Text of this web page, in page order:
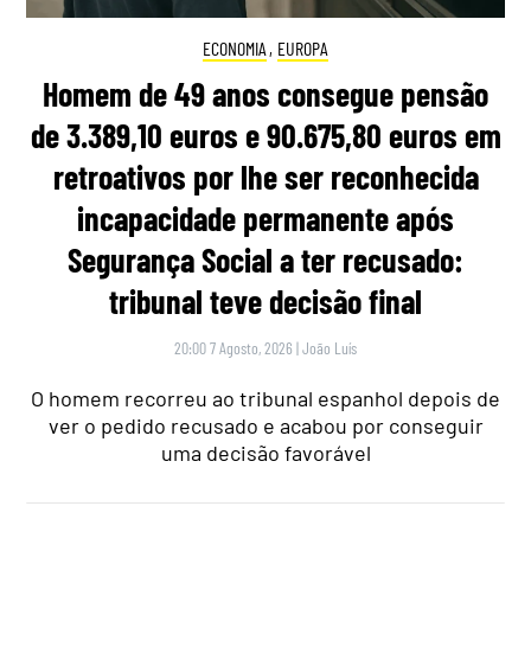
ECONOMIA , EUROPA
Homem de 49 anos consegue pensão
de 3.389,10 euros e 90.675,80 euros em
retroativos por lhe ser reconhecida
incapacidade permanente após
Segurança Social a ter recusado:
tribunal teve decisão final
20:00 7 Agosto, 2026 |João Luís
O homem recorreu ao tribunal espanhol depois de
ver o pedido recusado e acabou por conseguir
uma decisão favorável